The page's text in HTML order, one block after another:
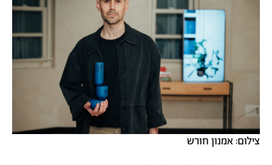
צילום: אמנון חורש